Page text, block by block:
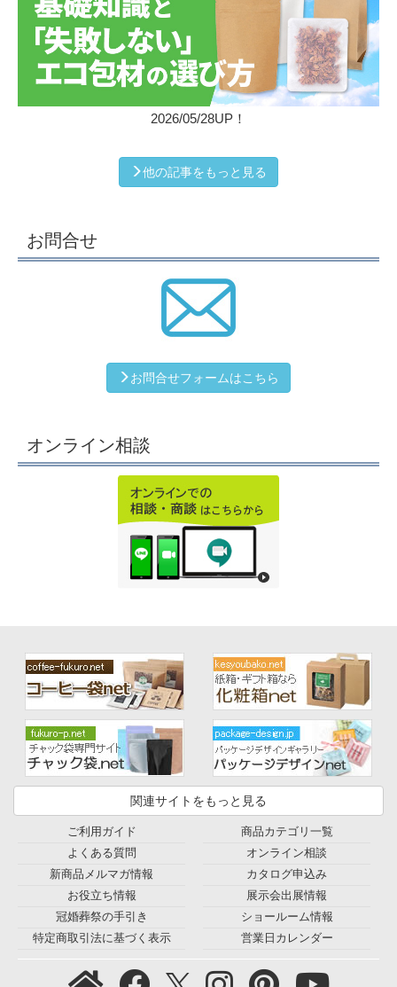
2026/05/28UP！
他の記事をもっと見る
お問合せ
お問合せフォームはこちら
オンライン相談
関連サイトをもっと見る
ご利用ガイド
よくある質問
新商品メルマガ情報
お役立ち情報
冠婚葬祭の手引き
特定商取引法に基づく表示
商品カテゴリ一覧
オンライン相談
カタログ申込み
展示会出展情報
ショールーム情報
営業日カレンダー